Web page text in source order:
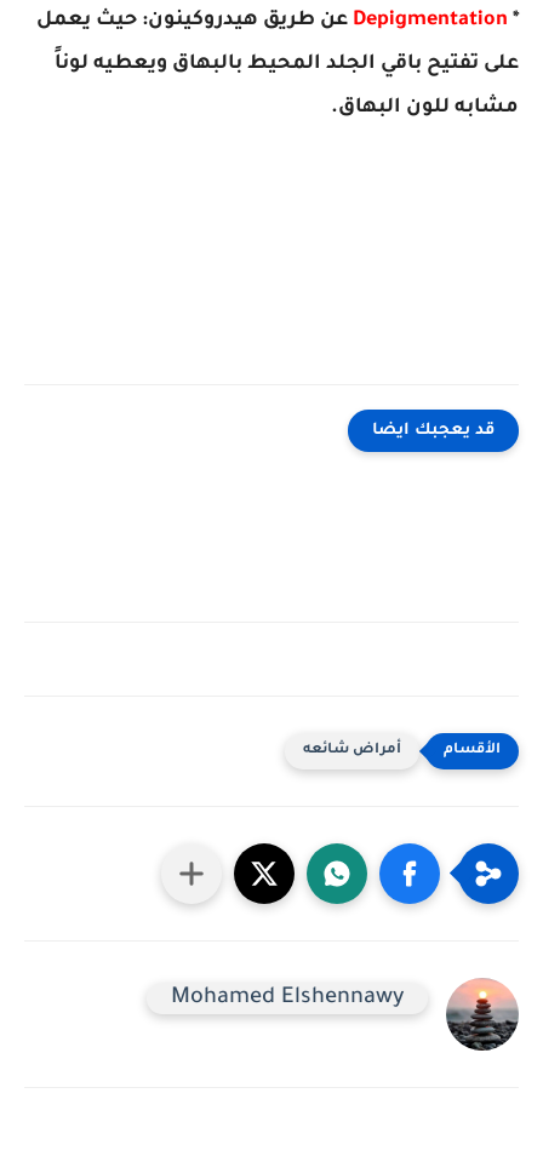
*
Depigmentation عن طريق هيدروكينون: حيث يعمل
على تفتيح باقي الجلد المحيط بالبهاق ويعطيه لوناً
مشابه للون البهاق.
قد يعجبك ايضا
أمراض شائعه
Mohamed Elshennawy